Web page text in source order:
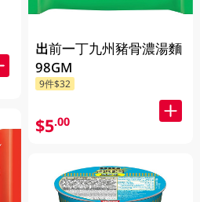
出前一丁九州豬骨濃湯麵
98GM
9件$32
$5.00